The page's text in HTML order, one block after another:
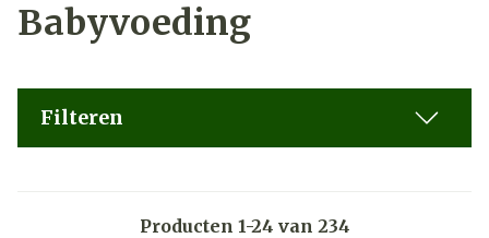
Babyvoeding
Filteren
Producten 1-24 van 234